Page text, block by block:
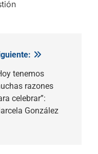
tenemos
razones
celebrar”:
González